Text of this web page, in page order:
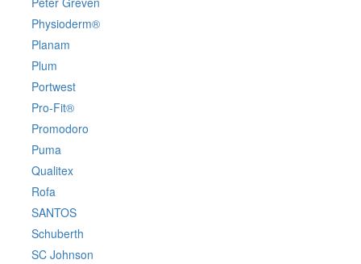
Physioderm®
Planam
Plum
Portwest
Pro-Fit®
Promodoro
Puma
Qualitex
Rofa
SANTOS
Schuberth
SC Johnson